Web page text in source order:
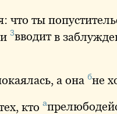
что ты
3вводитв
, а она бне
кто а